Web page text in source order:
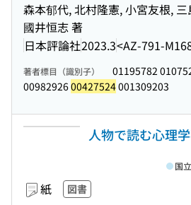
森本郁代, 北村隆憲, 小宮友根,
國井恒志 著
日本評論社2023.3<AZ-791-
著者標目（識別子）
01195782
0098292600427524001309203
人物で読む心理
紙 図書
国